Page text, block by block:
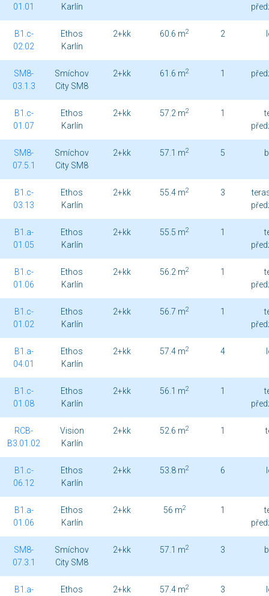
01.01 Karlín
B1.c-
02.02
Ethos
Karlín
2+kk 60.6 m2 2
SM8-
03.1.3
Smíchov
City SM8
2+kk 61.6 m2 1
B1.c-
01.07
Ethos
Karlín
2+kk 57.2 m2 1
SM8-
07.5.1
Smíchov
City SM8
2+kk 57.1 m2 5
B1.c-
03.13
Ethos
Karlín
2+kk 55.4 m2 3
B1.a-
01.05
Ethos
Karlín
2+kk 55.5 m2 1
B1.c-
01.06
Ethos
Karlín
2+kk 56.2 m2 1
B1.c-
01.02
Ethos
Karlín
2+kk 56.7 m2 1
B1.a-
04.01
Ethos
Karlín
2+kk 57.4 m2 4
B1.c-
01.08
Ethos
Karlín
2+kk 56.1 m2 1
RCB-
B3.01.02
Vision
Karlín
2+kk 52.6 m2 1
B1.c-
06.12
Ethos
Karlín
2+kk 53.8 m2 6
B1.a-
01.06
Ethos
Karlín
2+kk 56 m2 1
SM8-
07.3.1
Smíchov
City SM8
2+kk 57.1 m2 3
B1.a-
Ethos
2+kk 57.4 m2 3